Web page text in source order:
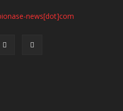
news[dot]com